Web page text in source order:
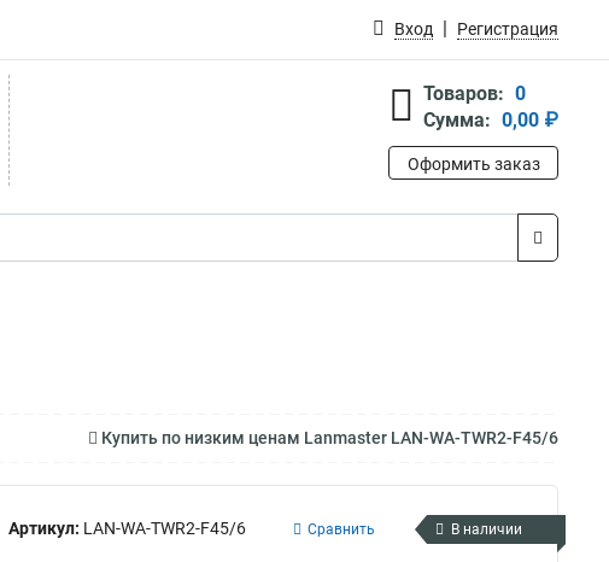
Вход Регистрация
Товаров: 0
Сумма: 0,00 ₽
Оформить заказ
Купить по низким ценам Lanmaster LAN-WA-TWR2-F45/6
Артикул: LAN-WA-TWR2-F45/6 Сравнить В наличии